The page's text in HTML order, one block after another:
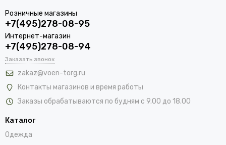
кусачки;
фонарик;
шестигранники;
напильники;
пилы;
линейки и т.д.
отремонтировать велосипед в походных условиях, открыть
банку с консервами или бутылку, перерезать ветку и т.д.
Розничные магазины
+7(495)278-08-95
Интернет-магазин
+7(495)278-08-94
Заказать звонок
zakaz@voen-torg.ru
Контакты магазинов и время работы
Заказы обрабатываются по будням с 9.00 до 18.00
Каталог
Одежда